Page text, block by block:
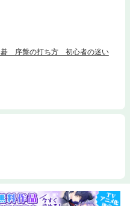
ように解説しているので、実戦
を繰り返し読んで序盤の打ち方
序盤の打ち方 初心者の迷い